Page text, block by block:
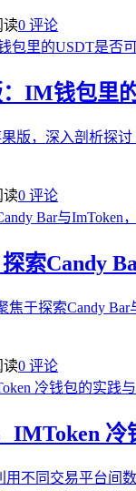
读0 评论
IM钱包里
版，深入剖析探
读0 评论
索Candy
焦于探索Candy
读0 评论
IMToken 冷
用不同交易平台间